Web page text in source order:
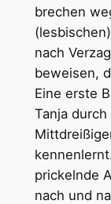
brechen
nach
beweisen,
Eine erste
Tanja
prickelnde
nach und